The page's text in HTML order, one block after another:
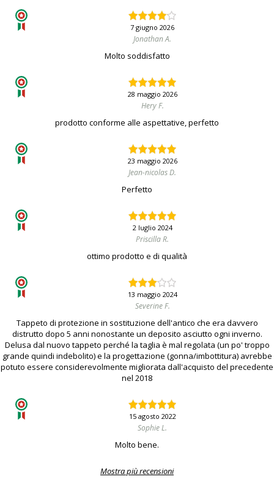
7 giugno 2026
Jonathan A.
Molto soddisfatto
28 maggio 2026
Hery F.
prodotto conforme alle aspettative, perfetto
23 maggio 2026
Jean-nicolas D.
Perfetto
2 luglio 2024
Priscilla R.
ottimo prodotto e di qualità
13 maggio 2024
Severine F.
Tappeto di protezione in sostituzione dell'antico che era davvero
distrutto dopo 5 anni nonostante un deposito asciutto ogni inverno.
Delusa dal nuovo tappeto perché la taglia è mal regolata (un po' troppo
grande quindi indebolito) e la progettazione (gonna/imbottitura) avrebbe
potuto essere considerevolmente migliorata dall'acquisto del precedente
nel 2018
15 agosto 2022
Sophie L.
Molto bene.
Mostra più recensioni